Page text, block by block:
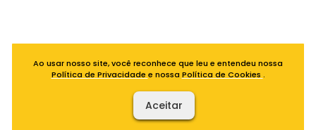
Ao usar nosso site, você reconhece que leu e entendeu nossa
Política de Privacidade e nossa Política de Cookies .
Aceitar